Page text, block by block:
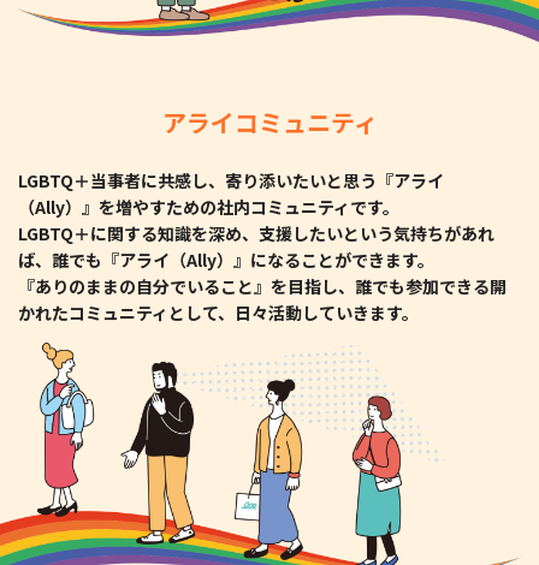
アライコミュニティ
LGBTQ＋当事者に共感し、寄り添いたいと思う『アライ
（Ally）』を増やすための社内コミュニティです。
LGBTQ＋に関する知識を深め、支援したいという気持ちがあれ
ば、誰でも『アライ（Ally）』になることができます。
『ありのままの自分でいること』を目指し、誰でも参加できる開
かれたコミュニティとして、日々活動していきます。